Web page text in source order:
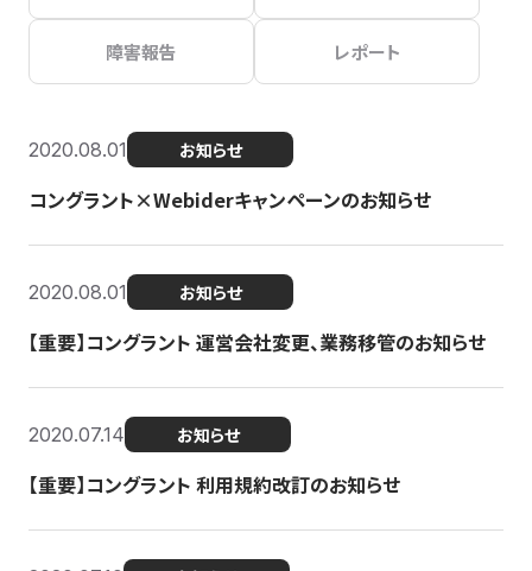
障害報告 レポート
2020.08.01 お知らせ
コングラント×Webiderキャンペーンのお知らせ
2020.08.01 お知らせ
【重要】コングラント 運営会社変更、業務移管のお知らせ
2020.07.14 お知らせ
【重要】コングラント 利用規約改訂のお知らせ